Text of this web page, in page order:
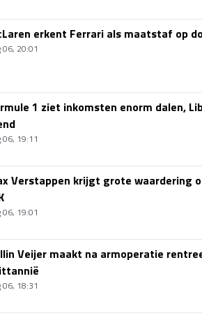
erkent Ferrari als maatstaf op
06, 20:01
1 ziet inkomsten enorm dalen,
06, 19:11
Verstappen krijgt grote waardering
06, 19:01
Veijer maakt na armoperatie
06, 18:31